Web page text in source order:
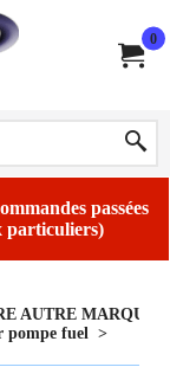
0
passées
particuliers)
AUTRE MARQUE
pompe fuel >